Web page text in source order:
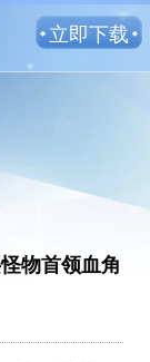
立即下载
物首领血角